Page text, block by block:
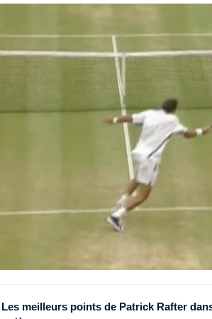
Les meilleurs points de Patrick Rafter